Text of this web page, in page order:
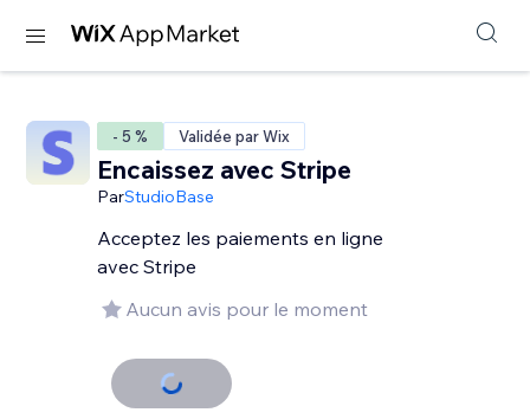
- 5 % Validée par Wix
Encaissez avec Stripe
ParStudioBase
Acceptez les paiements en ligne
avec Stripe
Aucun avis pour le moment